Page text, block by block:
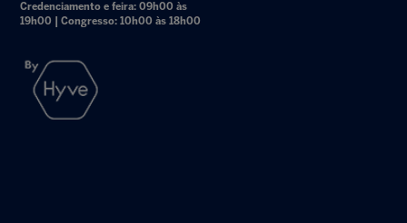
Credenciamento e feira: 09h00 às
19h00 | Congresso: 10h00 às 18h00